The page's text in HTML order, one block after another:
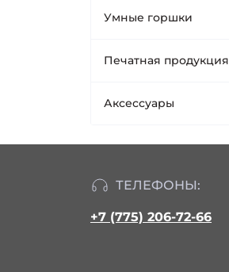
Harvest
Кокосовый субстрат
Минеральная вата
Умные горшки
Air Pot
Grow Bag
Горшки и кассеты
Печатная продукция
Аксессуары
Весы
Ножницы
ТЕЛЕФОНЫ:
+7 (775) 206-72-66